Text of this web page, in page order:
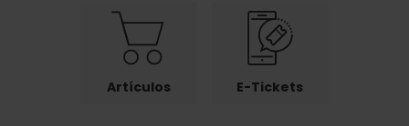
Artículos E-Tickets